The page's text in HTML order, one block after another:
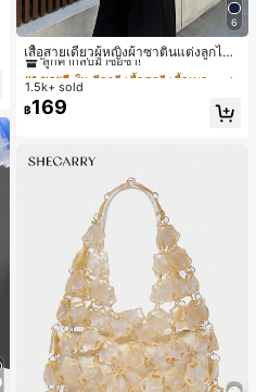
6
เสื้อสายเดี่ยวผู้หญิงผ้าซาตินแต่งลูกไม้
- เสื้อสายเดี่ยวฤดูร้อนสีคากีมีรอยผ่าด้า
นข้างที่น่าดึงดูดแบบสบายๆ
#1 ขายดี
ใน สีกากี เสื้อสตรี เสื้อเบลาส์ & Tee
ลูกค้ากลับมาซื้อซ้ำ!
#1 ขายดี
ลูกค้ากลับมาซื้อซ้ำ!
#1 ขายดี
ลูกค้ากลับมาซื้อซ้ำ!
#1 ขายดี
ใน สีกากี เสื้อสตรี เสื้อเบลาส์ & Tee
1.5k+ sold
฿169